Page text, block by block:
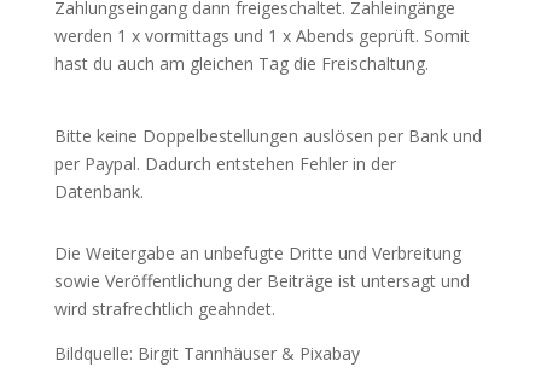
Zahlungseingang dann freigeschaltet. Zahleingänge
werden 1 x vormittags und 1 x Abends geprüft. Somit
hast du auch am gleichen Tag die Freischaltung.
Bitte keine Doppelbestellungen auslösen per Bank und
per Paypal. Dadurch entstehen Fehler in der
Datenbank.
Die Weitergabe an unbefugte Dritte und Verbreitung
sowie Veröffentlichung der Beiträge ist untersagt und
wird strafrechtlich geahndet.
Bildquelle: Birgit Tannhäuser & Pixabay